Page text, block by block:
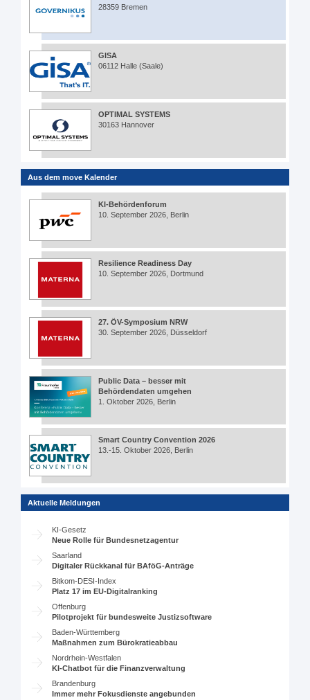
28359 Bremen
GISA
06112 Halle (Saale)
OPTIMAL SYSTEMS
30163 Hannover
Aus dem move Kalender
KI-Behördenforum
10. September 2026, Berlin
Resilience Readiness Day
10. September 2026, Dortmund
27. ÖV-Symposium NRW
30. September 2026, Düsseldorf
Public Data – besser mit
Behördendaten umgehen
1. Oktober 2026, Berlin
Smart Country Convention 2026
13.-15. Oktober 2026, Berlin
Aktuelle Meldungen
KI-Gesetz
Neue Rolle für Bundesnetzagentur
Saarland
Digitaler Rückkanal für BAföG-Anträge
Bitkom-DESI-Index
Platz 17 im EU-Digitalranking
Offenburg
Pilotprojekt für bundesweite Justizsoftware
Baden-Württemberg
Maßnahmen zum Bürokratieabbau
Nordrhein-Westfalen
KI-Chatbot für die Finanzverwaltung
Brandenburg
Immer mehr Fokusdienste angebunden